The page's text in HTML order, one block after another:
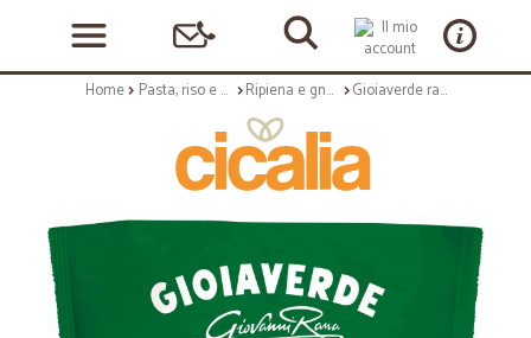
Home Pasta, riso e cerali Ripiena e gnocchi Gioiaverde radicchio gr.250